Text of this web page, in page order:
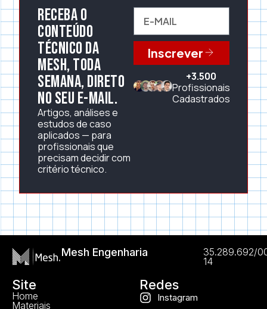
Receba o
conteúdo
técnico da
Mesh, toda
semana, direto
no seu e-mail.
Artigos, análises e
estudos de caso
aplicados — para
profissionais que
precisam decidir com
critério técnico.
Inscrever
+3.500
Profissionais
Cadastrados
Mesh Engenharia
35.289.692/
14
Site
Home
Materiais
Redes
Instagram